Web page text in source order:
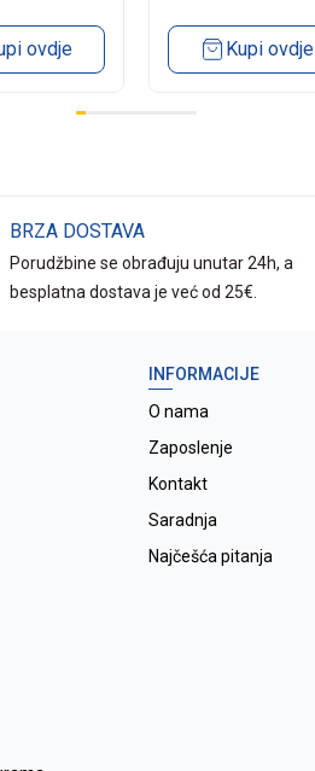
ovdje Kupi ovdje
BRZA DOSTAVA
Porudžbine se obrađuju unutar 24h, a
besplatna dostava je već od 25€.
INFORMACIJE
O nama
Zaposlenje
Kontakt
Saradnja
Najčešća pitanja